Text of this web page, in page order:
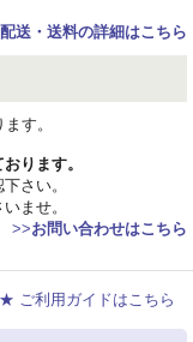
配送・送料の詳細はこちら
す。
ります。
さい。
ませ。
>>お問い合わせはこちら
★ ご利用ガイドはこちら